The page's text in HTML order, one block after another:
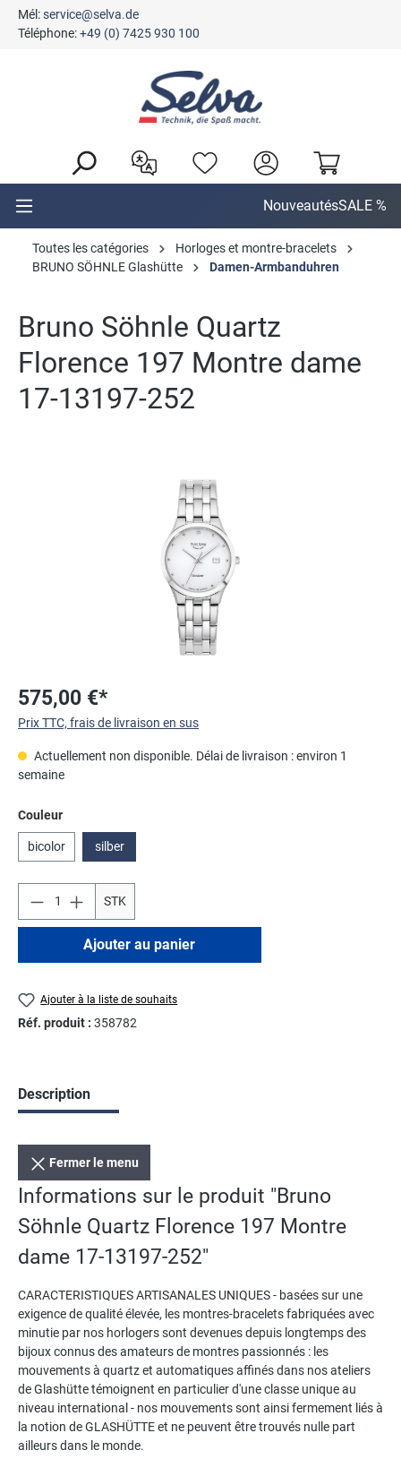
principal
Mél:service@selva.de
Téléphone:+49 (0) 7425 930 100
NouveautésSALE %
Toutes les catégories
Horloges et montre-bracelets
BRUNO SÖHNLE Glashütte
Damen-Armbanduhren
Bruno Söhnle Quartz
Florence 197 Montre dame
17-13197-252
575,00 €*
Prix TTC, frais de livraison en sus
Actuellement non disponible. Délai de livraison : environ 1
semaine
Sélectionnez
Couleur
bicolor silber
STK
Ajouter au panier
Ajouter à la liste de souhaits
Réf. produit : 358782
Description
Fermer le menu
Informations sur le produit "Bruno
Söhnle Quartz Florence 197 Montre
dame 17-13197-252"
CARACTERISTIQUES ARTISANALES UNIQUES - basées sur une
exigence de qualité élevée, les montres-bracelets fabriquées avec
minutie par nos horlogers sont devenues depuis longtemps des
bijoux connus des amateurs de montres passionnés : les
mouvements à quartz et automatiques affinés dans nos ateliers
de Glashütte témoignent en particulier d'une classe unique au
niveau international - nos mouvements sont ainsi fermement liés à
la notion de GLASHÜTTE et ne peuvent être trouvés nulle part
ailleurs dans le monde.